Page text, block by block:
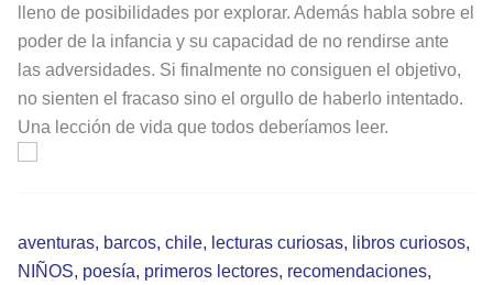
lleno de posibilidades por explorar. Además habla sobre el
poder de la infancia y su capacidad de no rendirse ante
las adversidades. Si finalmente no consiguen el objetivo,
no sienten el fracaso sino el orgullo de haberlo intentado.
Una lección de vida que todos deberíamos leer.
aventuras, barcos, chile, lecturas curiosas, libros curiosos,
NIÑOS, poesía, primeros lectores, recomendaciones,